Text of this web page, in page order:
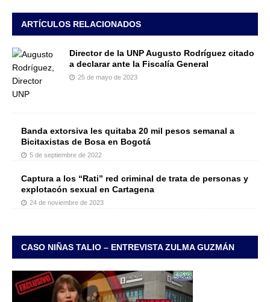
ARTÍCULOS RELACIONADOS
Director de la UNP Augusto Rodríguez citado
a declarar ante la Fiscalía General
25 de mayo de 2023
Banda extorsiva les quitaba 20 mil pesos semanal a
Bicitaxistas de Bosa en Bogotá
5 de septiembre de 2022
Captura a los “Rati” red criminal de trata de personas y
explotacón sexual en Cartagena
24 de noviembre de 2023
CASO NIÑAS TALIO – ENTREVISTA ZULMA GUZMÁN